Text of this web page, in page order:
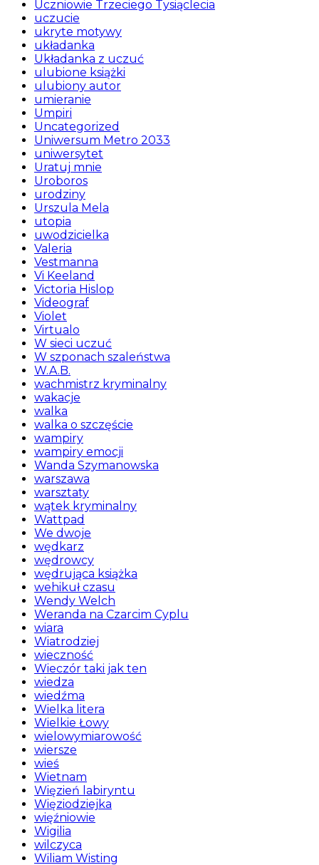
Uczniowie Trzeciego Tysiąclecia
uczucie
ukryte motywy
układanka
Układanka z uczuć
ulubione książki
ulubiony autor
umieranie
Umpiri
Uncategorized
Uniwersum Metro 2033
uniwersytet
Uratuj mnie
Uroboros
urodziny
Urszula Mela
utopia
uwodzicielka
Valeria
Vestmanna
Vi Keeland
Victoria Hislop
Videograf
Violet
Virtualo
W sieci uczuć
W szponach szaleństwa
W.A.B.
wachmistrz kryminalny
wakacje
walka
walka o szczęście
wampiry
wampiry emocji
Wanda Szymanowska
warszawa
warsztaty
wątek kryminalny
Wattpad
We dwoje
wędkarz
wędrowcy
wędrująca książka
wehikuł czasu
Wendy Welch
Weranda na Czarcim Cyplu
wiara
Wiatrodziej
wieczność
Wieczór taki jak ten
wiedza
wiedźma
Wielka litera
Wielkie Łowy
wielowymiarowość
wiersze
wieś
Wietnam
Więzień labiryntu
Więziodziejka
więźniowie
Wigilia
wilczyca
Wiliam Wisting